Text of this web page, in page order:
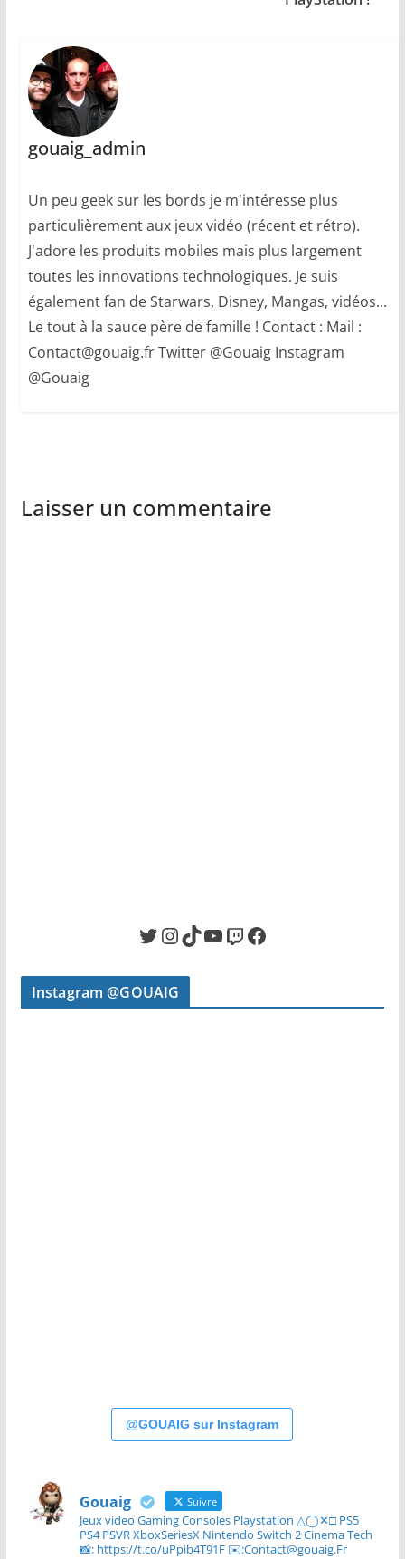
gouaig_admin
Un peu geek sur les bords je m'intéresse plus
particulièrement aux jeux vidéo (récent et rétro).
J'adore les produits mobiles mais plus largement
toutes les innovations technologiques. Je suis
également fan de Starwars, Disney, Mangas, vidéos...
Le tout à la sauce père de famille ! Contact : Mail :
Contact@gouaig.fr Twitter @Gouaig Instagram
@Gouaig
Laisser un commentaire
Twitter InstagramTikTok YouTube Twitch Facebook
Instagram @GOUAIG
@GOUAIG sur Instagram
Gouaig Suivre
Jeux video Gaming Consoles Playstation △◯✕□ PS5
PS4 PSVR XboxSeriesX Nintendo Switch 2 Cinema Tech
📸: https://t.co/uPpib4T91F ✉️:Contact@gouaig.Fr